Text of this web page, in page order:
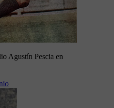
Agustín Pescia en